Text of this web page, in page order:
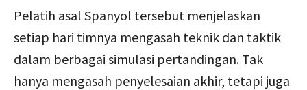
Pelatih asal Spanyol tersebut menjelaskan
setiap hari timnya mengasah teknik dan taktik
dalam berbagai simulasi pertandingan. Tak
hanya mengasah penyelesaian akhir, tetapi juga